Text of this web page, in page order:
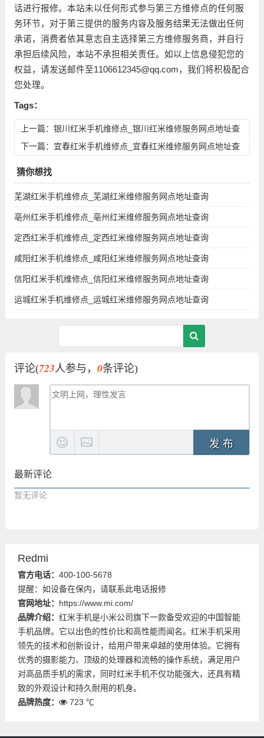
话进行报修。本站未以任何形式参与第三方维修点的任何服
务环节，对于第三提供的服务内容及服务结果无法做出任何
承诺，消费者依其意志自主选择第三方维修服务商，并自行
承担后续风险，本站不承担相关责任。如以上信息侵犯您的
权益，请发送邮件至1106612345@qq.com，我们将积极配合
您处理。
Tags：
上一篇： 银川红米手机维修点_银川红米维修服务网点地址查
询
下一篇： 宜春红米手机维修点_宜春红米维修服务网点地址查
猜你想找
芜湖红米手机维修点_芜湖红米维修服务网点地址查询
亳州红米手机维修点_亳州红米维修服务网点地址查询
定西红米手机维修点_定西红米维修服务网点地址查询
咸阳红米手机维修点_咸阳红米维修服务网点地址查询
信阳红米手机维修点_信阳红米维修服务网点地址查询
运城红米手机维修点_运城红米维修服务网点地址查询
评论(723人参与， 0条评论)
发 布
最新评论
暂无评论
Redmi
官方电话： 400-100-5678
提醒：如设备在保内，请联系此电话报修
官网地址： https://www.mi.com/
品牌介绍： 红米手机是小米公司旗下一款备受欢迎的中国智能
手机品牌。它以出色的性价比和高性能而闻名。红米手机采用
领先的技术和创新设计，给用户带来卓越的使用体验。它拥有
优秀的摄影能力、顶级的处理器和流畅的操作系统，满足用户
对高品质手机的需求，同时红米手机不仅功能强大，还具有精
致的外观设计和持久耐用的机身。
品牌热度：
723 ℃